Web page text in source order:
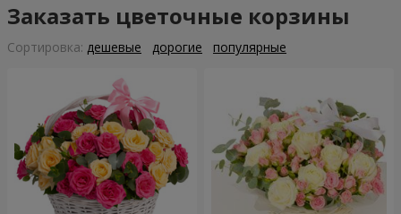
Заказать цветочные корзины
Cортировка: дешевые дорогие популярные